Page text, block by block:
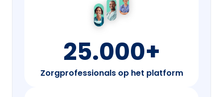
25.000+
Zorgprofessionals op het platform